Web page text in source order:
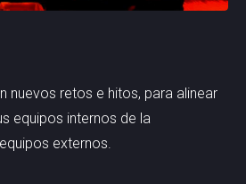
nuevos retos e hitos, para alinear
equipos internos de la
externos.